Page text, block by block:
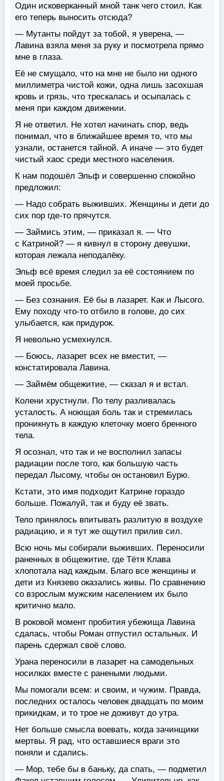
Один исковерканный мной танк чего стоил. Как
его теперь выносить отсюда?
— Мутанты пойдут за тобой, я уверена, —
Лавина взяла меня за руку и посмотрела прямо
мне в глаза.
Её не смущало, что на мне не было ни одного
миллиметра чистой кожи, одна лишь засохшая
кровь и грязь, что трескалась и осыпалась с
меня при каждом движении.
Я не ответил. Не хотел начинать спор, ведь
понимал, что в ближайшее время то, что мы
узнали, останется тайной. А иначе — это будет
чистый хаос среди местного населения.
К нам подошёл Эльф и совершенно спокойно
предложил:
— Надо собрать выживших. Женщины и дети до
сих пор где-то прячутся.
— Займись этим, — приказал я. — Что
с Катриной? — я кивнул в сторону девушки,
которая лежала неподалёку.
Эльф всё время следил за её состоянием по
моей просьбе.
— Без сознания. Её бы в лазарет. Как и Лысого.
Ему походу что-то отбило в голове, до сих
улыбается, как придурок.
Я невольно усмехнулся.
— Боюсь, лазарет всех не вместит, —
констатировала Лавина.
— Займём общежитие, — сказал я и встал.
Колени хрустнули. По телу разливалась
усталость. А ноющая боль так и стремилась
проникнуть в каждую клеточку моего бренного
тела.
Я осознал, что так и не восполнил запасы
радиации после того, как большую часть
передал Лысому, чтобы он остановил Бурю.
Кстати, это имя подходит Катрине гораздо
больше. Пожалуй, так и буду её звать.
Тело принялось впитывать разлитую в воздухе
радиацию, и я тут же ощутил прилив сил.
Всю ночь мы собирали выживших. Переносили
раненных в общежитие, где Тётя Клава
хлопотала над каждым. Благо все женщины и
дети из Князево оказались живы. По сравнению
со взрослым мужским населением их было
критично мало.
В роковой момент пробития убежища Лавина
сдалась, чтобы Роман отпустил остальных. И
парень сдержал своё слово.
Урана переносили в лазарет на самодельных
носилках вместе с ранеными людьми.
Мы помогали всем: и своим, и чужим. Правда,
последних осталось человек двадцать по моим
прикидкам, и то трое не доживут до утра.
Нет больше смысла воевать, когда зачинщики
мертвы. Я рад, что оставшиеся враги это
поняли и сдались.
— Мор, тебе бы в баньку, да спать, — подметил